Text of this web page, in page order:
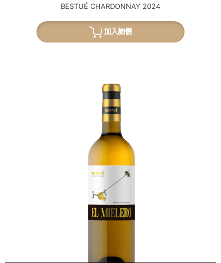
BESTUÉ CHARDONNAY 2024
加入詢價